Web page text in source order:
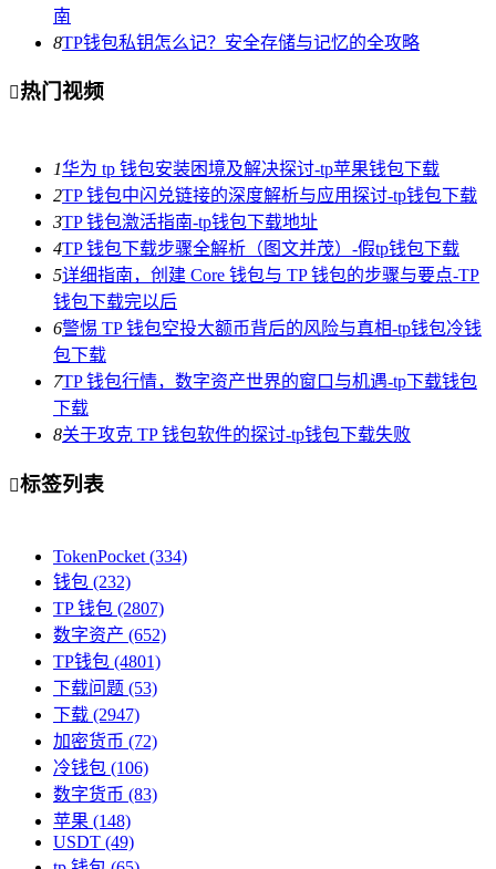
南
8TP钱包私钥怎么记？安全存储与记忆的全攻略
热门视频
1华为 tp 钱包安装困境及解决探讨-tp苹果钱包下载
2TP 钱包中闪兑链接的深度解析与应用探讨-tp钱包下载
3TP 钱包激活指南-tp钱包下载地址
4TP 钱包下载步骤全解析（图文并茂）-假tp钱包下载
5详细指南，创建 Core 钱包与 TP 钱包的步骤与要点-TP
钱包下载完以后
6警惕 TP 钱包空投大额币背后的风险与真相-tp钱包冷钱
包下载
7TP 钱包行情，数字资产世界的窗口与机遇-tp下载钱包
下载
8关于攻克 TP 钱包软件的探讨-tp钱包下载失败
标签列表
TokenPocket (334)
钱包 (232)
TP 钱包 (2807)
数字资产 (652)
TP钱包 (4801)
下载问题 (53)
下载 (2947)
加密货币 (72)
冷钱包 (106)
数字货币 (83)
苹果 (148)
USDT (49)